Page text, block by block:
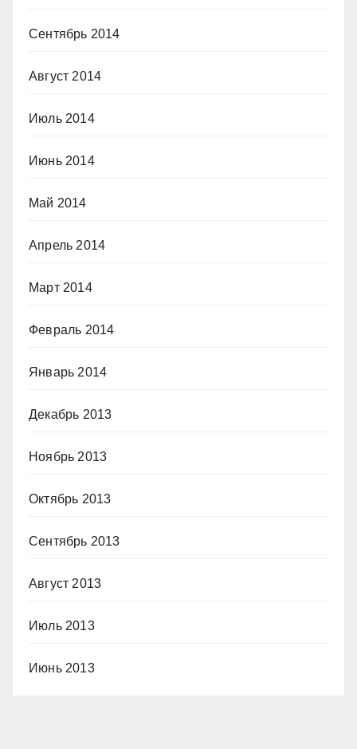
Сентябрь 2014
Август 2014
Июль 2014
Июнь 2014
Май 2014
Апрель 2014
Март 2014
Февраль 2014
Январь 2014
Декабрь 2013
Ноябрь 2013
Октябрь 2013
Сентябрь 2013
Август 2013
Июль 2013
Июнь 2013